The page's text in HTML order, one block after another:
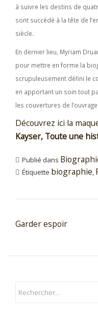
à suivre les destins de
sont succédé à la tête de
siècle.
En dernier lieu, Myriam
pour mettre en forme la
scrupuleusement défini le
en apportant un soin tout
les couvertures de l’ouvrage.
Découvrez ici la
Kayser, Toute une
Publié dans
Étiquette biographie,
Garder espoir